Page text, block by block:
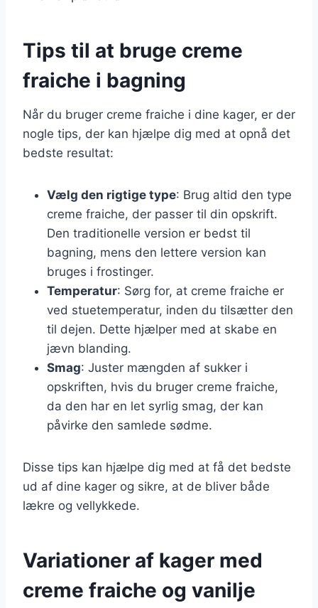
Tips til at bruge creme
fraiche i bagning
Når du bruger creme fraiche i dine kager, er der
nogle tips, der kan hjælpe dig med at opnå det
bedste resultat:
Vælg den rigtige type: Brug altid den type
creme fraiche, der passer til din opskrift.
Den traditionelle version er bedst til
bagning, mens den lettere version kan
bruges i frostinger.
Temperatur: Sørg for, at creme fraiche er
ved stuetemperatur, inden du tilsætter den
til dejen. Dette hjælper med at skabe en
jævn blanding.
Smag: Juster mængden af sukker i
opskriften, hvis du bruger creme fraiche,
da den har en let syrlig smag, der kan
påvirke den samlede sødme.
Disse tips kan hjælpe dig med at få det bedste
ud af dine kager og sikre, at de bliver både
lækre og vellykkede.
Variationer af kager med
creme fraiche og vanilje